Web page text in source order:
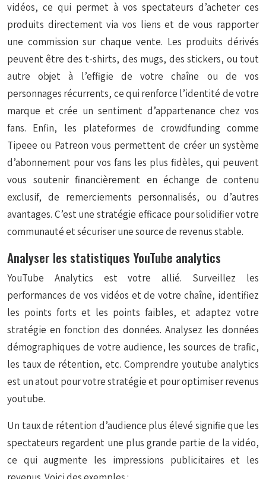
vidéos, ce qui permet à vos spectateurs d’acheter ces
produits directement via vos liens et de vous rapporter
une commission sur chaque vente. Les produits dérivés
peuvent être des t-shirts, des mugs, des stickers, ou tout
autre objet à l’effigie de votre chaîne ou de vos
personnages récurrents, ce qui renforce l’identité de votre
marque et crée un sentiment d’appartenance chez vos
fans. Enfin, les plateformes de crowdfunding comme
Tipeee ou Patreon vous permettent de créer un système
d’abonnement pour vos fans les plus fidèles, qui peuvent
vous soutenir financièrement en échange de contenu
exclusif, de remerciements personnalisés, ou d’autres
avantages. C’est une stratégie efficace pour solidifier votre
communauté et sécuriser une source de revenus stable.
Analyser les statistiques YouTube analytics
YouTube Analytics est votre allié. Surveillez les
performances de vos vidéos et de votre chaîne, identifiez
les points forts et les points faibles, et adaptez votre
stratégie en fonction des données. Analysez les données
démographiques de votre audience, les sources de trafic,
les taux de rétention, etc. Comprendre youtube analytics
est un atout pour votre stratégie et pour optimiser revenus
youtube.
Un taux de rétention d’audience plus élevé signifie que les
spectateurs regardent une plus grande partie de la vidéo,
ce qui augmente les impressions publicitaires et les